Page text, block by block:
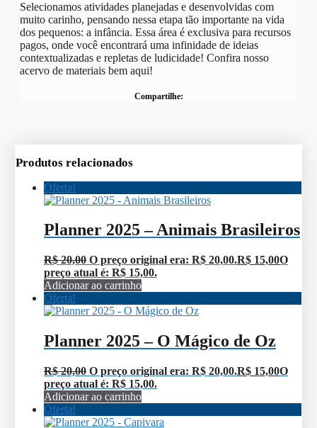
Selecionamos atividades planejadas e desenvolvidas com
muito carinho, pensando nessa etapa tão importante na vida
dos pequenos: a infância. Essa área é exclusiva para recursos
pagos, onde você encontrará uma infinidade de ideias
contextualizadas e repletas de ludicidade! Confira nosso
acervo de materiais bem aqui!
Compartilhe:
Produtos relacionados
Oferta!
Planner 2025 – Animais Brasileiros
R$20,00 O preço original era: R$ 20,00.R$15,00O
preço atual é: R$ 15,00.
Adicionar ao carrinho
Oferta!
Planner 2025 – O Mágico de Oz
R$20,00 O preço original era: R$ 20,00.R$15,00O
preço atual é: R$ 15,00.
Adicionar ao carrinho
Oferta!